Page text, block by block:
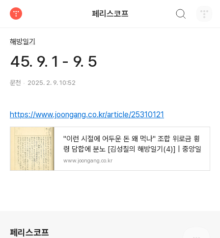
페리스코프
해방일기
45. 9. 1 - 9. 5
문천 2025. 2. 9. 10:52
https://www.joongang.co.kr/article/25310121
"이런 시절에 어두운 돈 왜 먹나" 조합 위로금 횡
령 담합에 분노 [김성칠의 해방일기(4)] | 중앙일
www.joongang.co.kr
페리스코프